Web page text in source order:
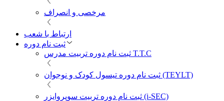
مرخصی و انصراف
ارتباط با شعب
ثبت نام دوره
ثبت نام دوره تربیت مدرس T.T.C
ثبت نام دوره تیسول کودک و نوجوان (TEYLT)
ثبت نام دوره تربیت سوپروایزر (i-SEC)